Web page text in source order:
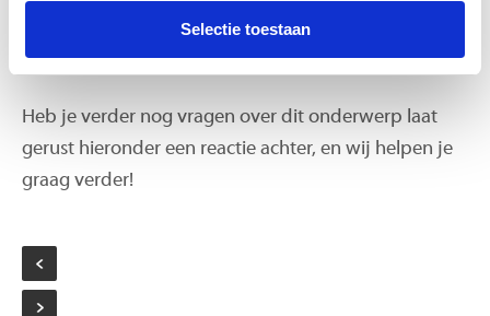
Selectie toestaan
dezelfde dag klaar met een originele batterij inclusief
3 maanden garantie.
Heb je verder nog vragen over dit onderwerp laat
gerust hieronder een reactie achter, en wij helpen je
graag verder!
Bericht
navigatie